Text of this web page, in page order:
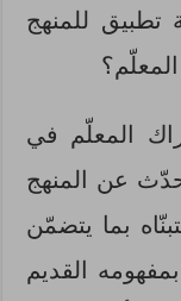
تطبيق للمنهج
المعلّم في
عن المنهج
بما يتضمّن
القديم